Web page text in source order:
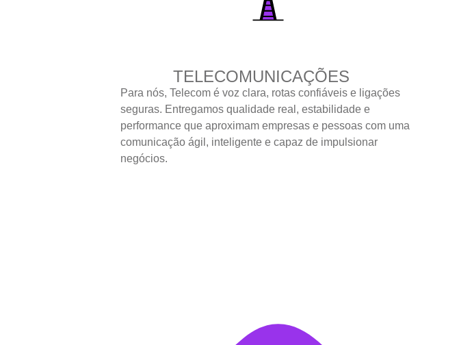
TELECOMUNICAÇÕES
Para nós, Telecom é voz clara, rotas confiáveis e ligações
seguras. Entregamos qualidade real, estabilidade e
performance que aproximam empresas e pessoas com uma
comunicação ágil, inteligente e capaz de impulsionar
negócios.